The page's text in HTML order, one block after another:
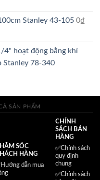
Stanley 43-105 0₫
4" hoạt động bằng khí
Stanley 78-340
SẢN PHẨM
SÓC
HÀNG
dẫn mua
CHÍNH
SÁCH BÁN
HÀNG
✅Chính sách
quy định
chung
✅Chính sách